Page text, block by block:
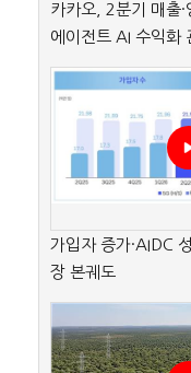
카카오, 2분기 매출
에이전트 AI 수익화
가입자 증가·AIDC
장 본궤도